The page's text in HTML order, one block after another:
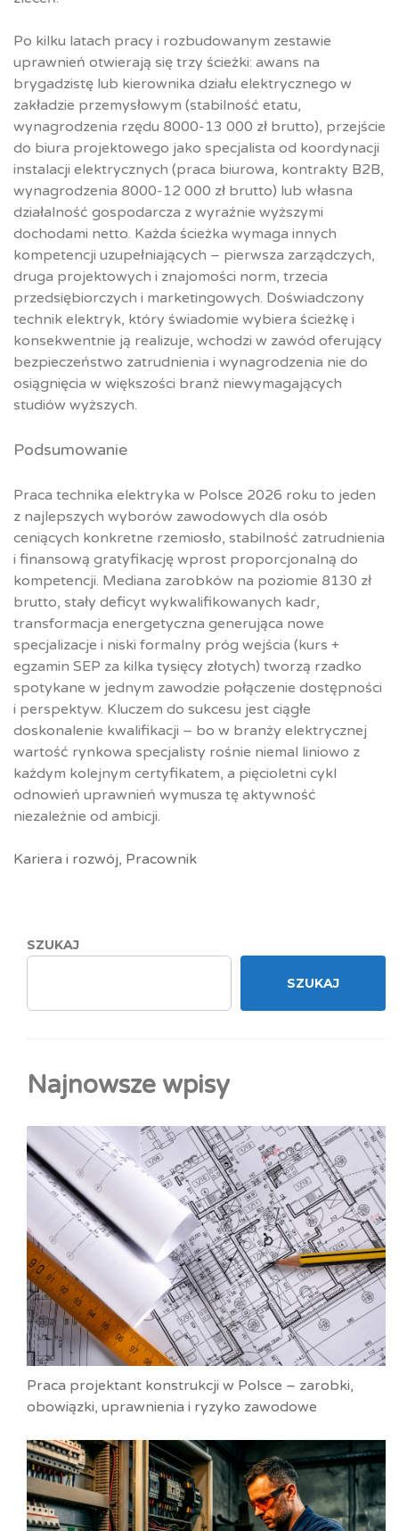
Po kilku latach pracy i rozbudowanym zestawie
uprawnień otwierają się trzy ścieżki: awans na
brygadzistę lub kierownika działu elektrycznego w
zakładzie przemysłowym (stabilność etatu,
wynagrodzenia rzędu 8000-13 000 zł brutto), przejście
do biura projektowego jako specjalista od koordynacji
instalacji elektrycznych (praca biurowa, kontrakty B2B,
wynagrodzenia 8000-12 000 zł brutto) lub własna
działalność gospodarcza z wyraźnie wyższymi
dochodami netto. Każda ścieżka wymaga innych
kompetencji uzupełniających – pierwsza zarządczych,
druga projektowych i znajomości norm, trzecia
przedsiębiorczych i marketingowych. Doświadczony
technik elektryk, który świadomie wybiera ścieżkę i
konsekwentnie ją realizuje, wchodzi w zawód oferujący
bezpieczeństwo zatrudnienia i wynagrodzenia nie do
osiągnięcia w większości branż niewymagających
studiów wyższych.
Podsumowanie
Praca technika elektryka w Polsce 2026 roku to jeden
z najlepszych wyborów zawodowych dla osób
ceniących konkretne rzemiosło, stabilność zatrudnienia
i finansową gratyfikację wprost proporcjonalną do
kompetencji. Mediana zarobków na poziomie 8130 zł
brutto, stały deficyt wykwalifikowanych kadr,
transformacja energetyczna generująca nowe
specjalizacje i niski formalny próg wejścia (kurs +
egzamin SEP za kilka tysięcy złotych) tworzą rzadko
spotykane w jednym zawodzie połączenie dostępności
i perspektyw. Kluczem do sukcesu jest ciągłe
doskonalenie kwalifikacji – bo w branży elektrycznej
wartość rynkowa specjalisty rośnie niemal liniowo z
każdym kolejnym certyfikatem, a pięcioletni cykl
odnowień uprawnień wymusza tę aktywność
niezależnie od ambicji.
Kariera i rozwój, Pracownik
SZUKAJ
SZUKAJ
Najnowsze wpisy
Praca projektant konstrukcji w Polsce – zarobki,
obowiązki, uprawnienia i ryzyko zawodowe